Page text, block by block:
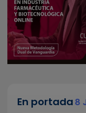
En portada 8